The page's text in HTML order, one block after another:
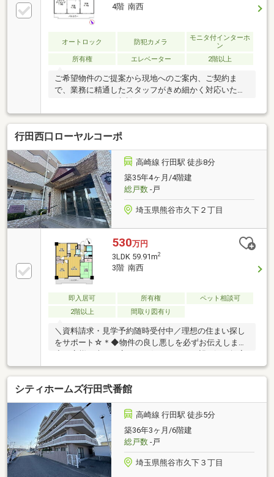
4階 南西
オートロック 防犯カメラ
モニタ付インターホ
ン
所有権
エレベーター 2階以上
ご希望物件のご提案から現地へのご案内、ご契約ま
で、業務に精通したスタッフがきめ細かく対応いたし
行田西口ローヤルコーポ
高崎線 行田駅 徒歩8分
築35年4ヶ月/4階建
総戸数-戸
埼玉県熊谷市久下２丁目
530万円
3LDK 59.91m2
3階 南西
即入居可 所有権
ペット相談可
2階以上
間取り図有り
＼資料請求・見学予約随時受付中／理想の住まい探し
をサポート☆＊◆物件の良し悪しを必ずお伝えします
をします◆これからも地域の方に愛される企業を目指
します！
シティホームズ行田弐番館
高崎線 行田駅 徒歩5分
築36年3ヶ月/6階建
総戸数-戸
埼玉県熊谷市久下３丁目